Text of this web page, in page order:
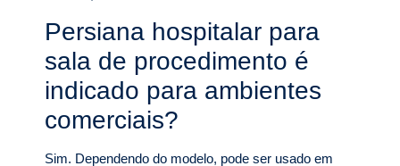
Persiana hospitalar para
sala de procedimento é
indicado para ambientes
comerciais?
Sim. Dependendo do modelo, pode ser usado em